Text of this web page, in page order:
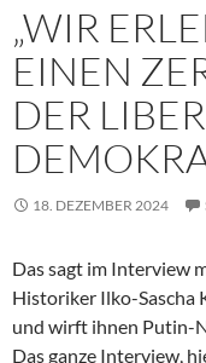
„WIR
EINEN
DER
18. DEZEMBER 2024
Das sagt im Interview
Historiker Ilko-Sascha
und wirft ihnen Putin-
Das ganze Interview,